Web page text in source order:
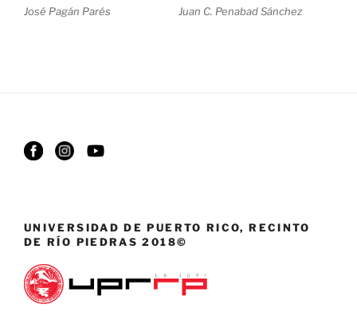
José Pagán Parés Juan C. Penabad Sánchez
UNIVERSIDAD DE PUERTO RICO, RECINTO
DE RÍO PIEDRAS 2018©